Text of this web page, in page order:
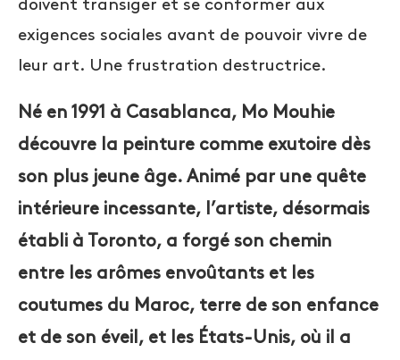
doivent transiger et se conformer aux
exigences sociales avant de pouvoir vivre de
leur art. Une frustration destructrice.
Né en 1991 à Casablanca, Mo Mouhie
découvre la peinture comme exutoire dès
son plus jeune âge. Animé par une quête
intérieure incessante, l’artiste, désormais
établi à Toronto, a forgé son chemin
entre les arômes envoûtants et les
coutumes du Maroc, terre de son enfance
et de son éveil, et les États-Unis, où il a